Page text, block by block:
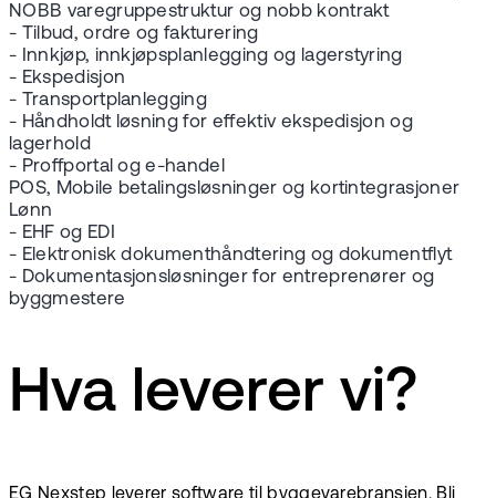
NOBB varegruppestruktur og nobb kontrakt
- Tilbud, ordre og fakturering
- Innkjøp, innkjøpsplanlegging og lagerstyring
- Ekspedisjon
- Transportplanlegging
- Håndholdt løsning for effektiv ekspedisjon og
lagerhold
- Proffportal og e-handel
POS, Mobile betalingsløsninger og kortintegrasjoner
Lønn
- EHF og EDI
- Elektronisk dokumenthåndtering og dokumentflyt
- Dokumentasjonsløsninger for entreprenører og
byggmestere
Hva leverer vi?
EG Nexstep leverer software til byggevarebransjen. Bli